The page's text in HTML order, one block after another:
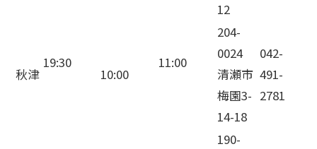
12
秋津
19:30
10:00
11:00
204-
0024
清瀬市
梅園3-
14-18
042-
491-
2781
190-